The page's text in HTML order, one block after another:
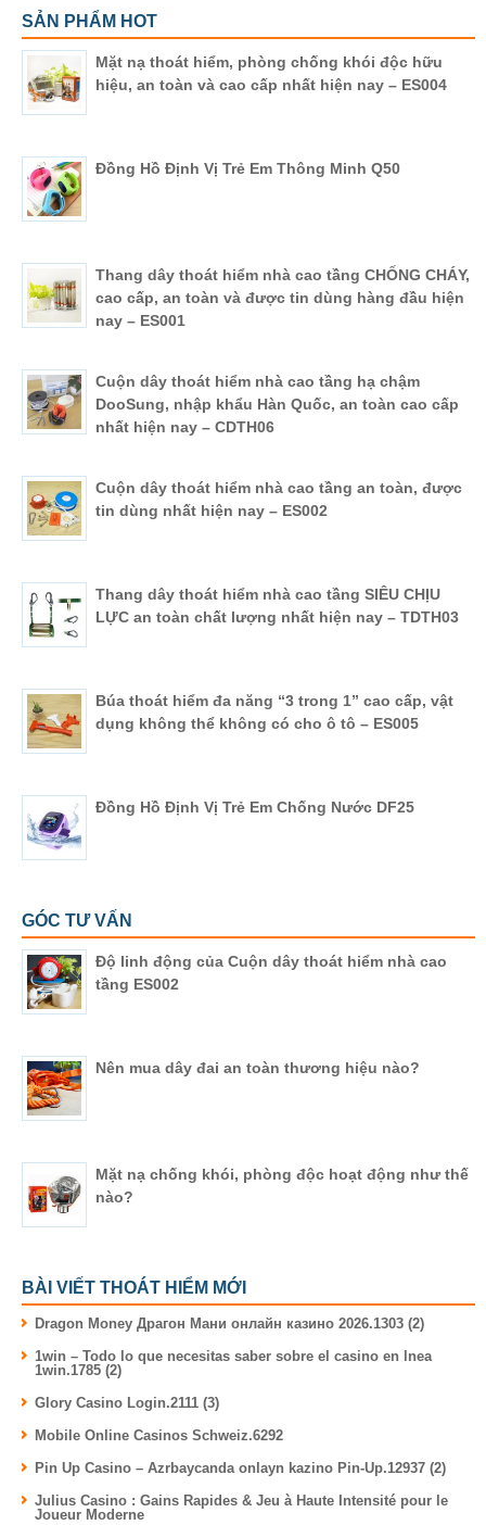
SẢN PHẨM HOT
Mặt nạ thoát hiểm, phòng chống khói độc hữu
hiệu, an toàn và cao cấp nhất hiện nay – ES004
Đồng Hồ Định Vị Trẻ Em Thông Minh Q50
Thang dây thoát hiểm nhà cao tầng CHỐNG CHÁY,
cao cấp, an toàn và được tin dùng hàng đầu hiện
nay – ES001
Cuộn dây thoát hiểm nhà cao tầng hạ chậm
DooSung, nhập khẩu Hàn Quốc, an toàn cao cấp
nhất hiện nay – CDTH06
Cuộn dây thoát hiểm nhà cao tầng an toàn, được
tin dùng nhất hiện nay – ES002
Thang dây thoát hiểm nhà cao tầng SIÊU CHỊU
LỰC an toàn chất lượng nhất hiện nay – TDTH03
Búa thoát hiểm đa năng “3 trong 1” cao cấp, vật
dụng không thể không có cho ô tô – ES005
Đồng Hồ Định Vị Trẻ Em Chống Nước DF25
GÓC TƯ VẤN
Độ linh động của Cuộn dây thoát hiểm nhà cao
tầng ES002
Nên mua dây đai an toàn thương hiệu nào?
Mặt nạ chống khói, phòng độc hoạt động như thế
nào?
BÀI VIẾT THOÁT HIỂM MỚI
Dragon Money Драгон Мани онлайн казино 2026.1303 (2)
1win – Todo lo que necesitas saber sobre el casino en lnea
1win.1785 (2)
Glory Casino Login.2111 (3)
Mobile Online Casinos Schweiz.6292
Pin Up Casino – Azrbaycanda onlayn kazino Pin-Up.12937 (2)
Julius Casino : Gains Rapides & Jeu à Haute Intensité pour le
Joueur Moderne